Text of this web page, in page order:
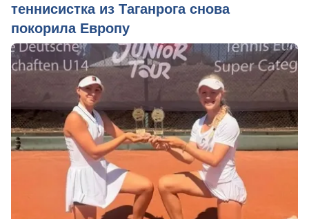
теннисистка из Таганрога снова
покорила Европу